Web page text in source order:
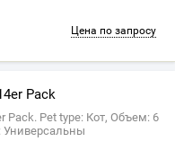
Цена по запросу
Pack
Pack. Pet type: Кот, Объем: 6
Универсальны